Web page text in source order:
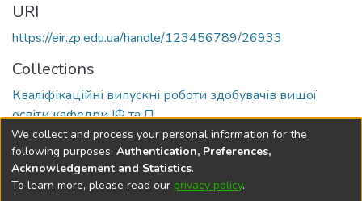
URI
https://eir.zp.edu.ua/handle/123456789/26933
Collections
Кваліфікаційні випускні роботи здобувачів вищої
освіти кафедри ІФ та П
Full item page
DSpace softwarecopyright © 2002-2026
We collect and process your personal information for the
following purposes: Authentication, Preferences,
Acknowledgement and Statistics.
To learn more, please read our privacy policy.